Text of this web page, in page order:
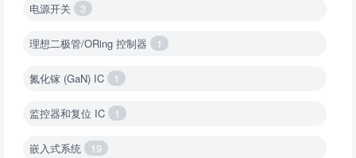
电源开关 3
理想二极管/ORing 控制器 1
氮化镓 (GaN) IC 1
监控器和复位 IC 1
嵌入式系统 19